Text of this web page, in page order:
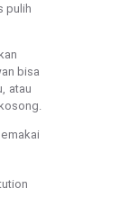
pulih
bisa
atau